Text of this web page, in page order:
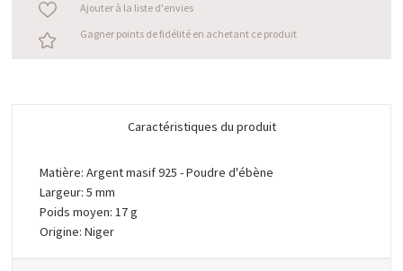
Ajouter à la liste d'envies
Gagner points de fidélité en achetant ce produit
Caractéristiques du produit
Matière: Argent masif 925 - Poudre d'ébène
Largeur: 5 mm
Poids moyen: 17 g
Origine: Niger